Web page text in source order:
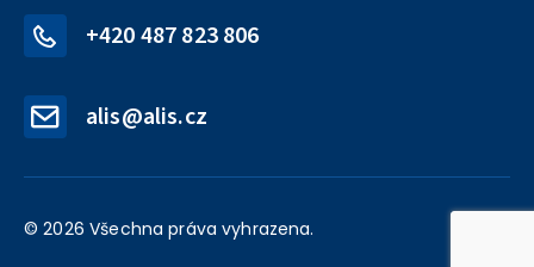
+420 487 823 806
alis@alis.cz
© 2026 Všechna práva vyhrazena.